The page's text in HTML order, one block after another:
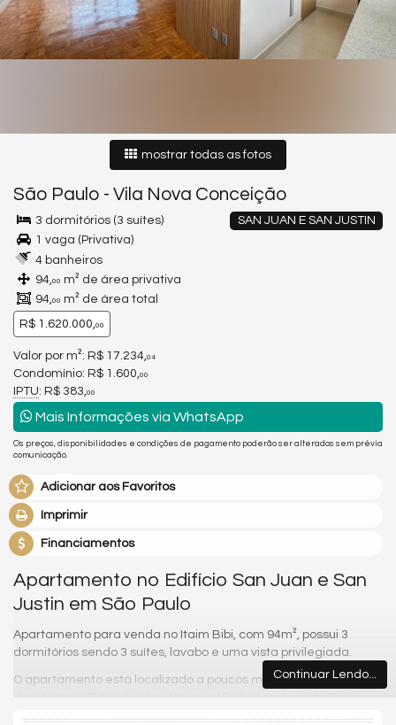
mostrar todas as fotos
São Paulo - Vila Nova Conceição
SAN JUAN E SAN JUSTIN
3 dormitórios (3 suítes)
1 vaga (Privativa)
4 banheiros
94,00 m² de área privativa
94,00 m² de área total
R$ 1.620.000,00
Valor por m²: R$ 17.234, 04
Condomínio: R$ 1.600, 00
IPTU: R$ 383, 00
Mais Informações via WhatsApp
Os preços, disponibilidades e condições de pagamento poderão ser alterados sem prévia
comunicação.
Adicionar aos Favoritos
Imprimir
Financiamentos
Apartamento no Edifício San Juan e San
Justin em São Paulo
Apartamento para venda no Itaim Bibi, com 94m², possui 3
dormitórios sendo 3 suítes, lavabo e uma vista privilegiada.
O apartamento está localizado a poucos minutos das principais
vias do Itaim Bibi, são elas: Marginal Pinheiros, Avenida Faria
Continuar Lendo...